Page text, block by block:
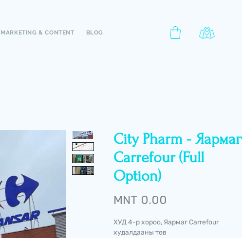
MARKETING & CONTENT BLOG
City Pharm - Яармаг
Carrefour (Full
Option)
MNT 0.00
ХУД 4-р хороо, Яармаг Carrefour
худалдааны төв